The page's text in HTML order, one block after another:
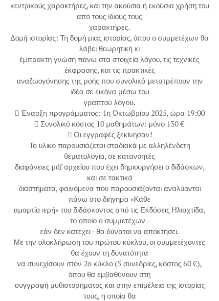
κεντρικούς χαρακτήρες, και την ακούσια ή εκούσια χρήση του
από τους ίδιους τους
χαρακτήρες.
Δομή ιστορίας: Τη δομή μιας ιστορίας, όπου ο συμμετέχων θα
λάβει θεωρητική κι
έμπρακτη γνώση πάνω στα στοιχεία λόγου, τις τεχνικές
έκφρασης, και τις πρακτικές
αναζωογόνησης της ροής που συνολικά μετατρέπουν την
ιδέα σε εικόνα μέσω του
γραπτού λόγου.
 Έναρξη προγράμματος: 1η Οκτωβρίου 2025, ώρα 19:00
 Συνολικό κόστος 10 μαθημάτων: μόνο 130 €
 Οι εγγραφές ξεκίνησαν!
Το υλικό παρουσιάζεται σταδιακά με αλληλένδετη
θεματολογία, σε κατανοητές
διαφάνειες pdf αρχείου που έχει δημιουργήσει ο διδάσκων,
και σε τακτικά
διαστήματα, φαινόμενα που παρουσιάζονται αναλύονται
πάνω στο διήγημα «Κάθε
αμαρτία ιερή» του διδάσκοντος από τις Εκδόσεις Ηλιαχτίδα,
το οποίο ο συμμετέχων -
εάν δεν κατέχει - θα δύναται να αποκτήσει.
Με την ολοκλήρωση του πρώτου κύκλου, οι συμμετέχοντες
θα έχουν τη δυνατότητα
να συνεχίσουν στον 2ο κύκλο (5 συνεδρίες, κόστος 60 €),
όπου θα εμβαθύνουν στη
συγγραφή μυθιστορήματος και στην επιμέλεια της ιστορίας
τους, η οποία θα